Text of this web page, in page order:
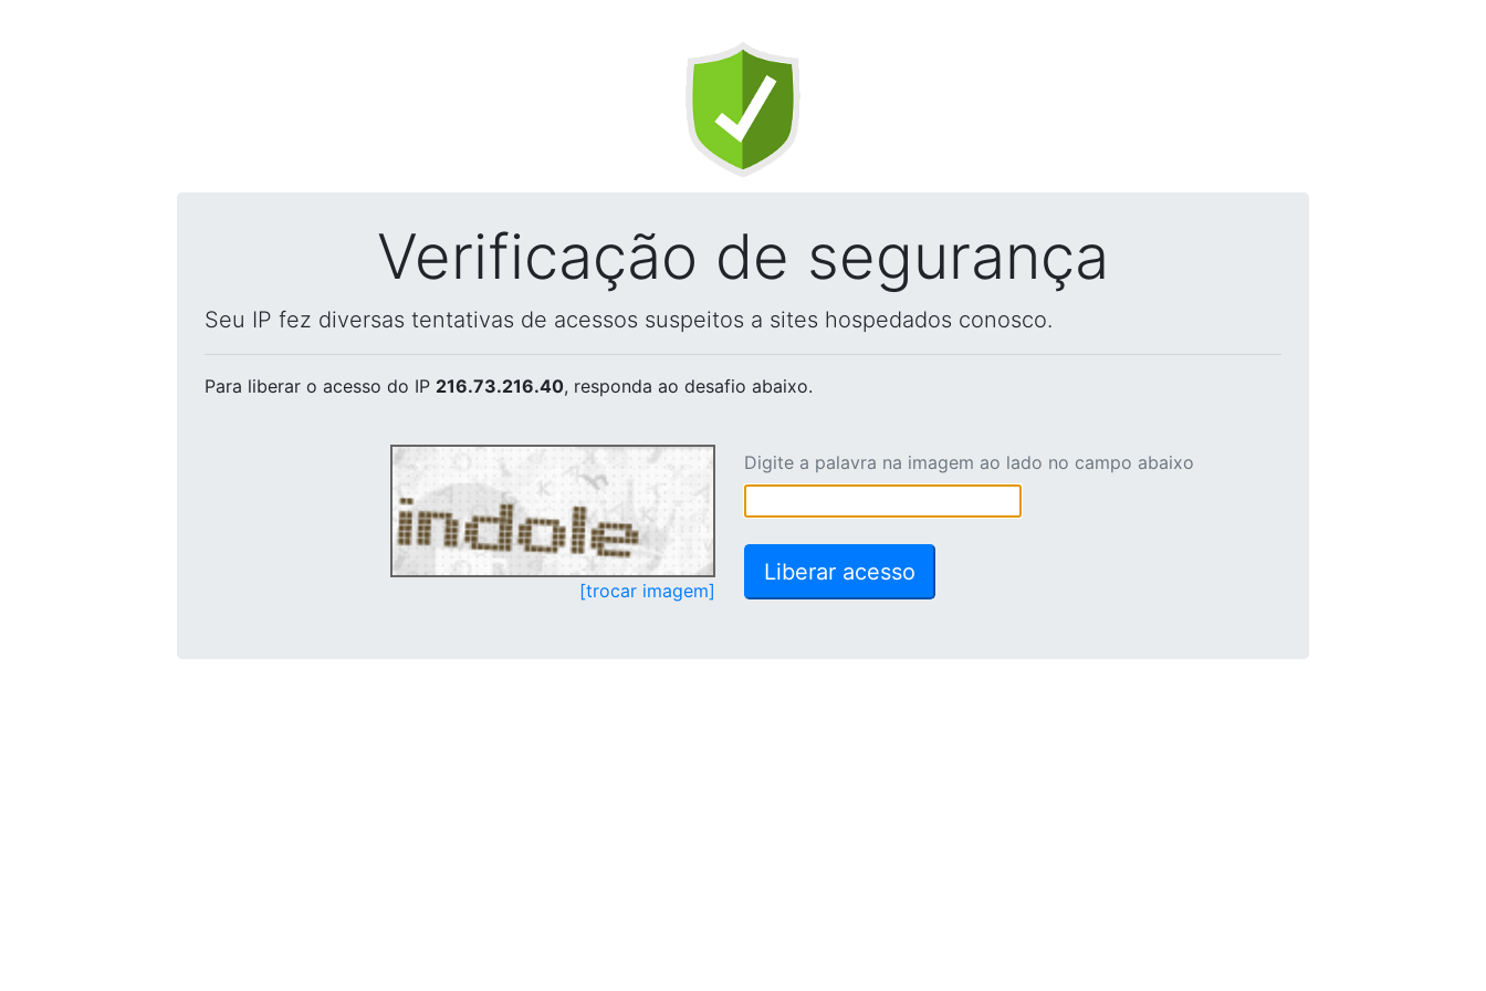
Verificação de segurança
Seu IP fez diversas tentativas de acessos suspeitos a sites hospedados conosco.
Para liberar o acesso do IP 216.73.216.40, responda ao desafio abaixo.
[trocar imagem]
Digite a palavra na imagem ao lado no campo abaixo